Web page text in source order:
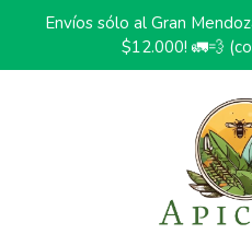
Envíos sólo al Gran
$12.000! 🚛💨